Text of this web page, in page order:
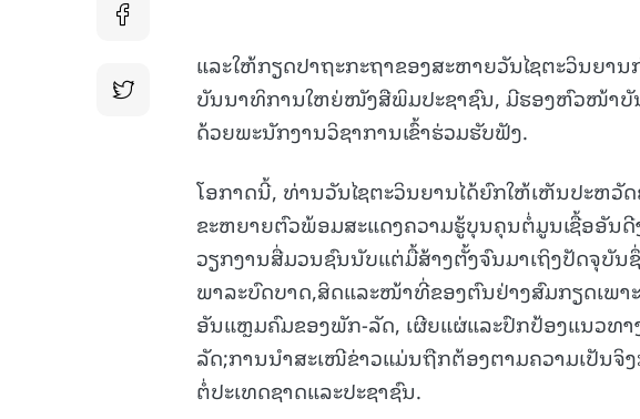
ແລະໃຫ້ກຽດປາຖະກະຖາຂອງສະຫາຍວັນໄຊຕະວິນ
ບັນນາທິການໃຫຍ່ໜັງສືພິມປະຊາຊົນ, ມີຮອງຫົວໜ້າ
ດ້ວຍພະນັກງານວິຊາການເຂົ້າຮ່ວມຮັບຟັງ.
ໂອກາດນີ້, ທ່ານວັນໄຊຕະວິນຍານໄດ້ຍົກໃຫ້ເຫັນປະຫວັ
ຂະຫຍາຍຕົວພ້ອມສະແດງຄວາມຮູ້ບຸນຄຸນຕໍ່ມູນເຊື້ອອັນ
ວຽກງານສື່ມວນຊົນນັບແຕ່ມື້ສ້າງຕັ້ງຈົນມາເຖິງປັດຈຸບັນ
ພາລະບົດບາດ,ສິດແລະໜ້າທີ່ຂອງຕົນຢ່າງສົມກຽດເພ
ອັນແຫຼມຄົມຂອງພັກ-ລັດ, ເຜີຍແຜ່ແລະປົກປ້ອງແນວທ
ລັດ;ການນຳສະເໜີຂ່າວແມ່ນຖືກຕ້ອງຕາມຄວາມເປັນ
ຕໍ່ປະເທດຊາດແລະປະຊາຊົນ.